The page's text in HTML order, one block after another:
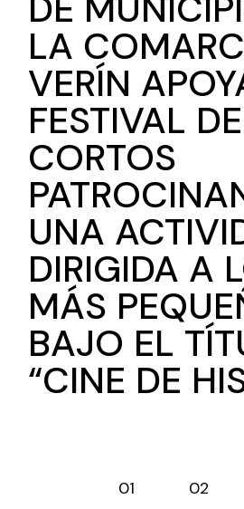
LA
VERÍN
FESTIVAL DE
CORTOS
UNA
DIRIGIDA A
MÁS
BAJO EL
“CINE DE
PAGINACIÓN
01 02